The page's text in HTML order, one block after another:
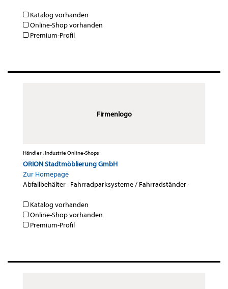
Katalog vorhanden
Online-Shop vorhanden
Premium-Profil
Firmenlogo
Händler , Industrie Online-Shops
ORION Stadtmöblierung GmbH
Zur Homepage
Abfallbehälter· Fahrradparksysteme / Fahrradständer·
Katalog vorhanden
Online-Shop vorhanden
Premium-Profil